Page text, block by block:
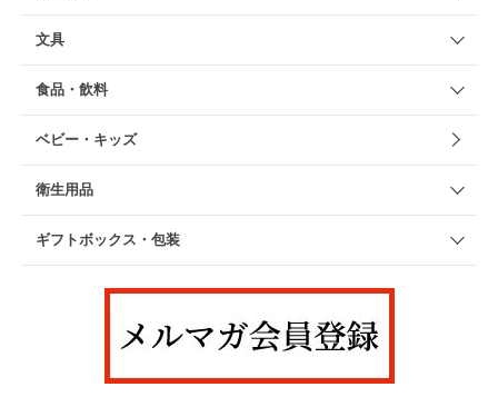
文具
食品・飲料
ベビー・キッズ
衛生用品
ギフトボックス・包装